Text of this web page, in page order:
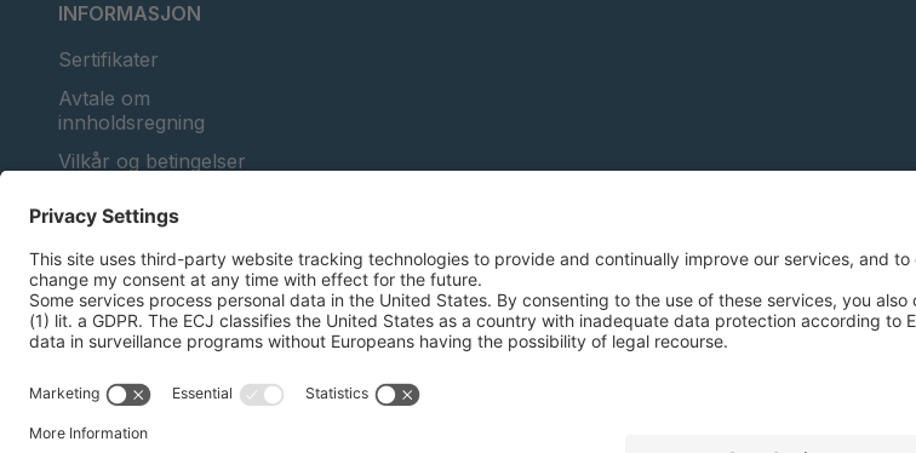
INFORMASJON
Sertifikater
Avtale om
innholdsregning
Vilkår og betingelser
informasjonskapsler
Avtrykk